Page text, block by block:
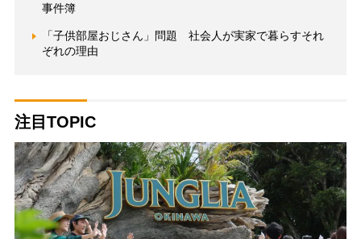
事件簿
「子供部屋おじさん」問題 社会人が実家で暮らすそれ
ぞれの理由
注目TOPIC